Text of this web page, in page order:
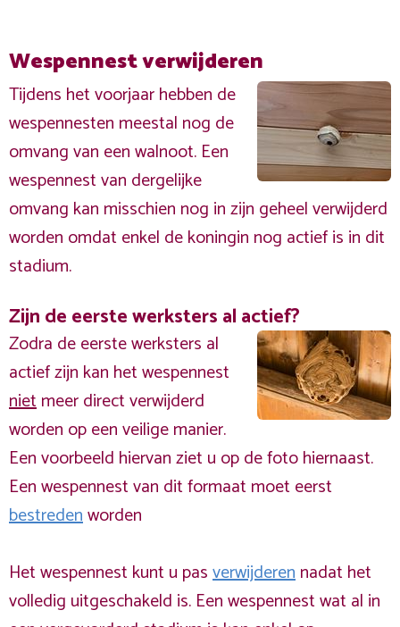
Wespennest verwijderen
Tijdens het voorjaar hebben de
wespennesten meestal nog de
omvang van een walnoot. Een
wespennest van dergelijke
omvang kan misschien nog in zijn geheel verwijderd
worden omdat enkel de koningin nog actief is in dit
stadium.
Zijn de eerste werksters al actief?
Zodra de eerste werksters al
actief zijn kan het wespennest
nietmeer direct verwijderd
worden op een veilige manier.
Een voorbeeld hiervan ziet u op de foto hiernaast.
Een wespennest van dit formaat moet eerst
bestredenworden
Het wespennest kunt u pasverwijderennadat het
volledig uitgeschakeld is. Een wespennest wat al in